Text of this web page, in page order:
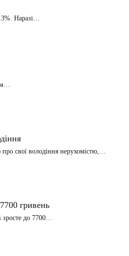
Наразі…
свої володіння нерухомістю,…
гривень
зросте до 7700…